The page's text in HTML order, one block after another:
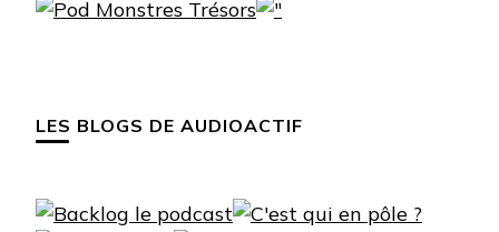
LES BLOGS DE AUDIOACTIF